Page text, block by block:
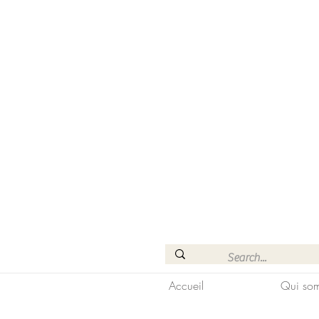
Accueil Qui